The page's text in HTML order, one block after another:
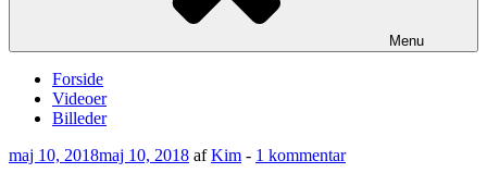
Menu
Forside
Videoer
Billeder
Udgivet
maj 10, 2018maj 10, 2018 afKim - 1 kommentartil